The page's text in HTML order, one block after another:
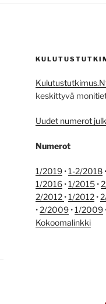
keskittyvä
Uudet numerot
Numerot
1/2019•1-2/2018•
1/2016•1/2015•
2/2012 •1/2012•
•2/2009•1/2009
Kokoomalinkki